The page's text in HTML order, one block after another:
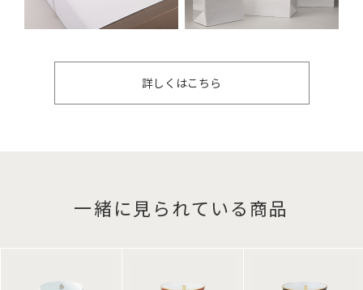
詳しくはこちら
一緒に見られている商品